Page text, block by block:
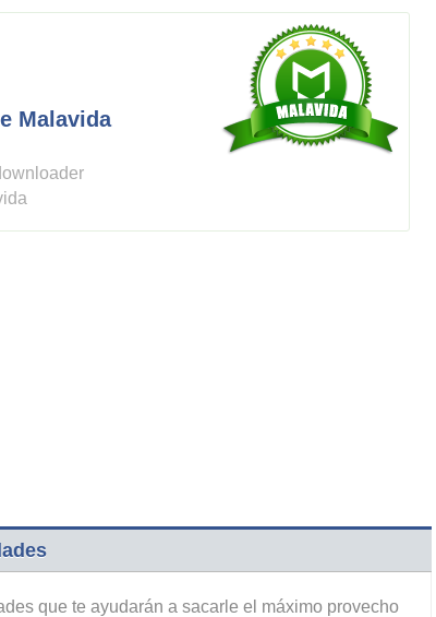
Malavida
que te ayudarán a sacarle el máximo provecho